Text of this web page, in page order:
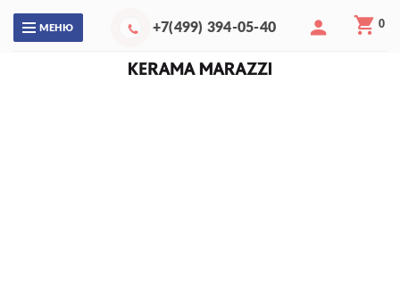
МЕНЮ +7(499) 394-05-40 0